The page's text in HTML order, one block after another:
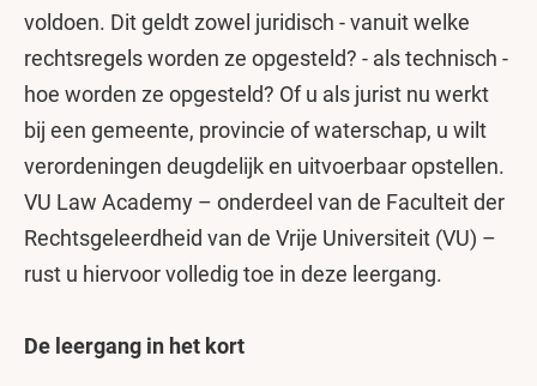
voldoen. Dit geldt zowel juridisch - vanuit welke
rechtsregels worden ze opgesteld? - als technisch -
hoe worden ze opgesteld? Of u als jurist nu werkt
bij een gemeente, provincie of waterschap, u wilt
verordeningen deugdelijk en uitvoerbaar opstellen.
VU Law Academy – onderdeel van de Faculteit der
Rechtsgeleerdheid van de Vrije Universiteit (VU) –
rust u hiervoor volledig toe in deze leergang.
De leergang in het kort